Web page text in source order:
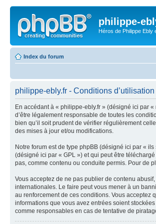
philippe-
Héros de Philippe Ebly
Index du forum
philippe-ebly.fr - Conditions d’utilisation
En accédant à « philippe-ebly.fr » (désigné ici par
d’être légalement responsable de toutes les
bien qu’il soit prudent de vérifier régulièrement
des mises à jour et/ou modifications.
Notre forum est de type phpBB (désigné ici par «
(désigné ici par « GPL ») et qui peut être
pas, comme contenu ou conduite permis. Pour de
Vous acceptez de ne pas publier de contenu
internationales. Le faire peut vous mener à un
au renforcement de ces conditions. Vous acceptez
informations que vous avez entrées soient
comme responsables en cas de tentative de